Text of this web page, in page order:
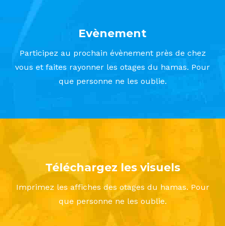
Evènement
Participez au prochain évènement près de chez
vous et faites rayonner les otages du hamas. Pour
que personne ne les oublie.
Téléchargez les visuels
Imprimez les affiches des otages du hamas. Pour
que personne ne les oublie.